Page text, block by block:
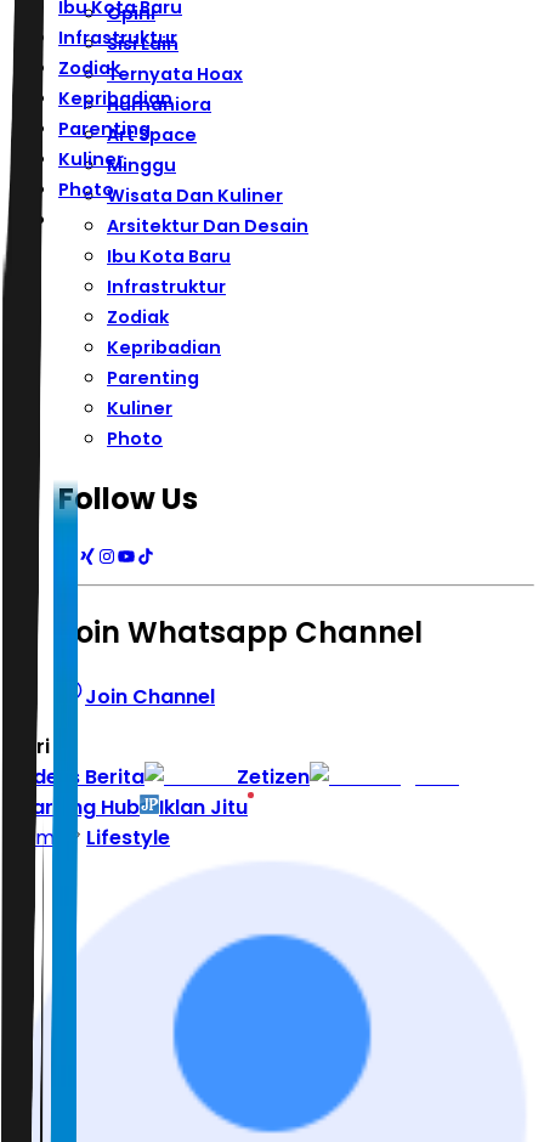
Ibu Kota Baru
Infrastruktur
Zodiak
Kepribadian
Parenting
Kuliner
Photo
Opini
Sisi Lain
Ternyata Hoax
Humaniora
Art Space
Minggu
Wisata Dan Kuliner
Arsitektur Dan Desain
Ibu Kota Baru
Infrastruktur
Zodiak
Kepribadian
Parenting
Kuliner
Photo
Follow Us
Join Whatsapp Channel
Join Channel
Hari ini
Indeks Berita
Zetizen
Learning Hub
Iklan Jitu
Home
Lifestyle